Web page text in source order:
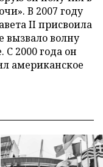
В 2007 году
II присвоила
вызвало волну
С 2000 года он
американское